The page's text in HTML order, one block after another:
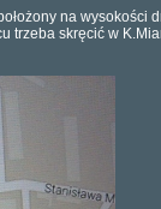
na wysokości
trzeba skręcić w